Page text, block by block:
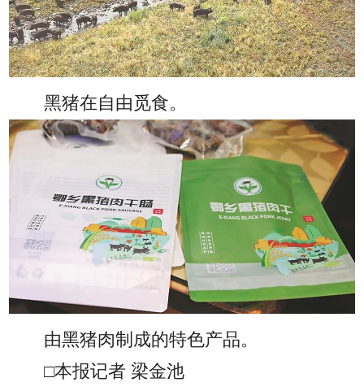
黑猪在自由觅食。
由黑猪肉制成的特色产品。
□本报记者 梁金池